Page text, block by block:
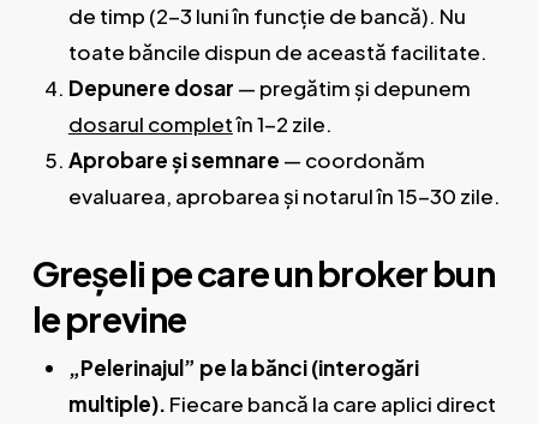
de timp (2-3 luni în funcție de bancă). Nu
toate băncile dispun de această facilitate.
Depunere dosar — pregătim și depunem
dosarul completîn 1-2 zile.
Aprobare și semnare — coordonăm
evaluarea, aprobarea și notarul în 15-30 zile.
Greșeli pe care un broker bun
le previne
„Pelerinajul” pe la bănci (interogări
multiple). Fiecare bancă la care aplici direct